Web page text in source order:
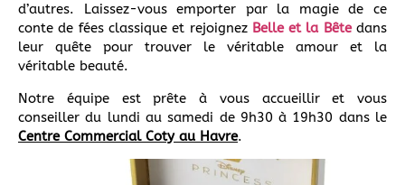
d’autres. Laissez-vous emporter par la magie de ce
conte de fées classique et rejoignez Belle et la Bêtedans
leur quête pour trouver le véritable amour et la
véritable beauté.
Notre équipe est prête à vous accueillir et vous
conseiller du lundi au samedi de 9h30 à 19h30 dans le
Centre Commercial Coty au Havre.